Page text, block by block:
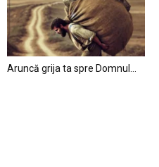
Aruncă grija ta spre Domnul…